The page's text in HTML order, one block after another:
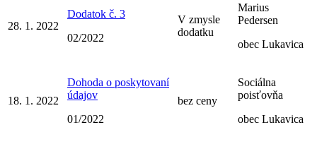
28. 1. 2022
Dodatok č. 3
02/2022
V zmysle
dodatku
Marius
Pedersen
obec Lukavica
18. 1. 2022
Dohoda o poskytovaní
údajov
01/2022
bez ceny
Sociálna
poisťovňa
obec Lukavica